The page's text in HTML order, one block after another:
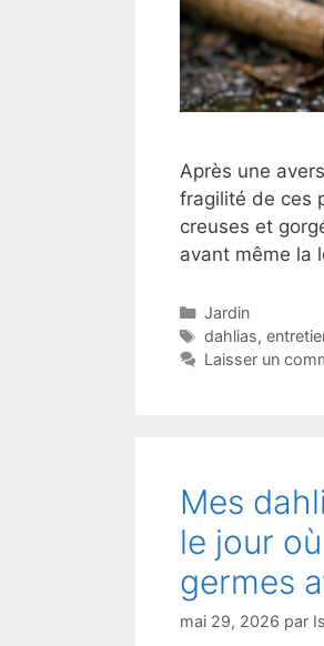
Après une
fragilité de ces
creuses et
avant même la
Catégories
Jardin
Étiquettes
dahlias,
Laisser un
Mes
le jour
germes
mai 29, 2026 par